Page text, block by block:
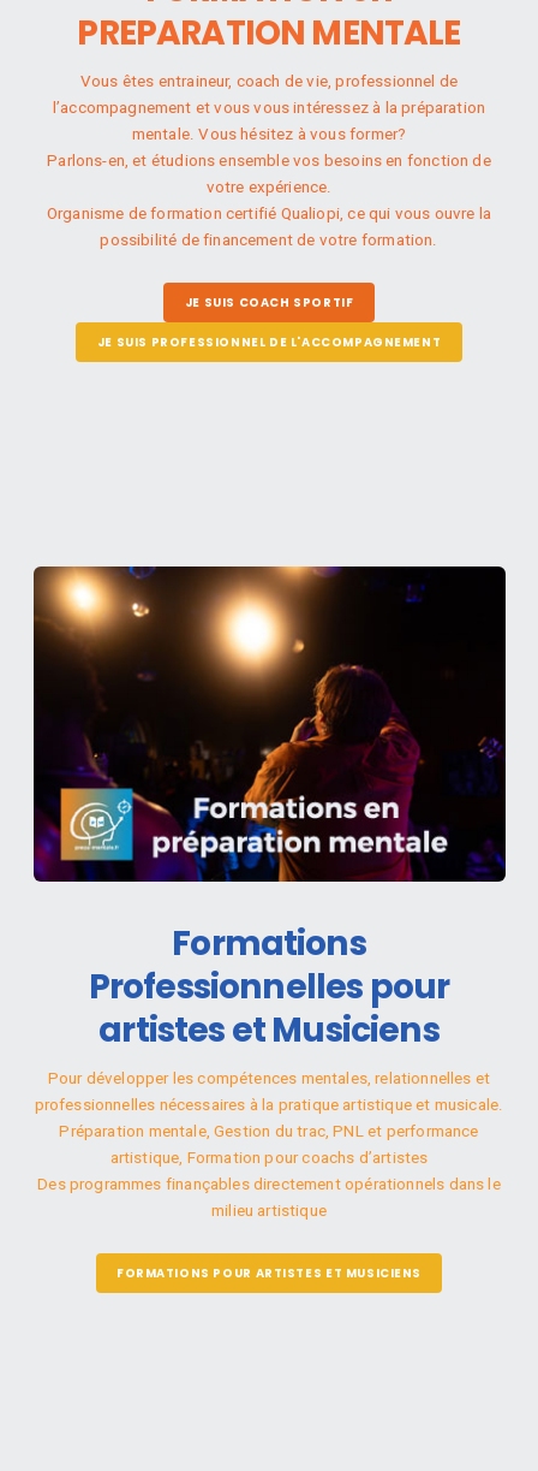
PREPARATION MENTALE
Vous êtes entraineur, coach de vie, professionnel de
l’accompagnement et vous vous intéressez à la préparation
mentale. Vous hésitez à vous former?
Parlons-en, et étudions ensemble vos besoins en fonction de
votre expérience.
Organisme de formation certifié Qualiopi, ce qui vous ouvre la
possibilité de financement de votre formation.
JE SUIS COACH SPORTIF
JE SUIS PROFESSIONNEL DE L'ACCOMPAGNEMENT
Formations
Professionnelles pour
artistes et Musiciens
Pour développer les compétences mentales, relationnelles et
professionnelles nécessaires à la pratique artistique et musicale.
Préparation mentale, Gestion du trac, PNL et performance
artistique, Formation pour coachs d’artistes
Des programmes finançables directement opérationnels dans le
milieu artistique
FORMATIONS POUR ARTISTES ET MUSICIENS